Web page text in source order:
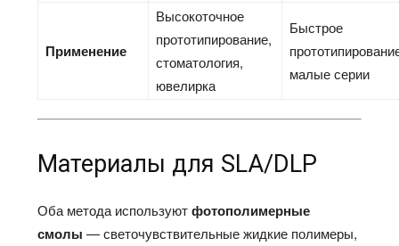
Применение
Высокоточное
прототипирование,
стоматология,
ювелирка
Быстрое
малые серии
Материалы для SLA/DLP
Оба метода используютфотополимерные
смолы — светочувствительные жидкие полимеры,